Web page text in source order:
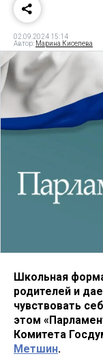
02.09.2024 15:14
Автор: Марина Киселева
Школьная
родителей и
чувствовать
этом
Комитета
Метшин.